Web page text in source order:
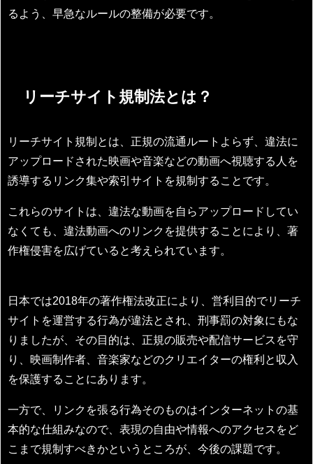
るよう、早急なルールの整備が必要です。
リーチサイト規制法とは？
リーチサイト規制とは、正規の流通ルートよらず、違法に
アップロードされた映画や音楽などの動画へ視聴する人を
誘導するリンク集や索引サイトを規制することです。
これらのサイトは、違法な動画を自らアップロードしてい
なくても、違法動画へのリンクを提供することにより、著
作権侵害を広げていると考えられています。
日本では2018年の著作権法改正により、営利目的でリーチ
サイトを運営する行為が違法とされ、刑事罰の対象にもな
りましたが、その目的は、正規の販売や配信サービスを守
り、映画制作者、音楽家などのクリエイターの権利と収入
を保護することにあります。
一方で、リンクを張る行為そのものはインターネットの基
本的な仕組みなので、表現の自由や情報へのアクセスをど
こまで規制すべきかというところが、今後の課題です。